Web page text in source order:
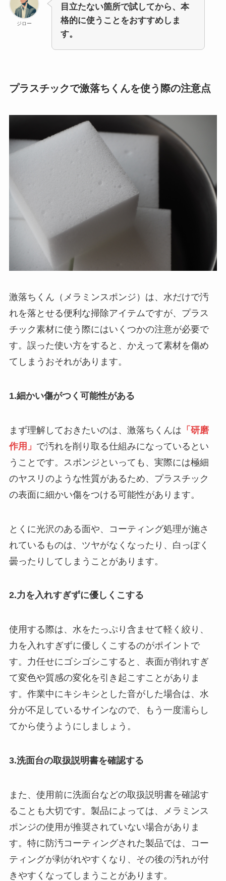
ジロー
目立たない箇所で試してから、本
格的に使うことをおすすめしま
す。
プラスチックで激落ちくんを使う際の注意点
激落ちくん（メラミンスポンジ）は、水だけで汚
れを落とせる便利な掃除アイテムですが、プラス
チック素材に使う際にはいくつかの注意が必要で
す。誤った使い方をすると、かえって素材を傷め
てしまうおそれがあります。
1.細かい傷がつく可能性がある
まず理解しておきたいのは、激落ちくんは 「研磨
作用」 で汚れを削り取る仕組みになっているとい
うことです。スポンジといっても、実際には極細
のヤスリのような性質があるため、プラスチック
の表面に細かい傷をつける可能性があります。
とくに光沢のある面や、コーティング処理が施さ
れているものは、ツヤがなくなったり、白っぽく
曇ったりしてしまうことがあります。
2.力を入れすぎずに優しくこする
使用する際は、水をたっぷり含ませて軽く絞り、
力を入れすぎずに優しくこするのがポイントで
す。力任せにゴシゴシこすると、表面が削れすぎ
て変色や質感の変化を引き起こすことがありま
す。作業中にキシキシとした音がした場合は、水
分が不足しているサインなので、もう一度濡らし
てから使うようにしましょう。
3.洗面台の取扱説明書を確認する
また、使用前に洗面台などの取扱説明書を確認す
ることも大切です。製品によっては、メラミンス
ポンジの使用が推奨されていない場合がありま
す。特に防汚コーティングされた製品では、コー
ティングが剥がれやすくなり、その後の汚れが付
きやすくなってしまうことがあります。